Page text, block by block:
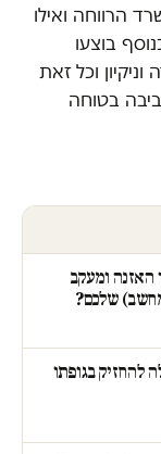
הרווחה ואילו
בוצעו
וכל זאת
בטוחה
האזנה ומעקב
שלכם?
להחזיק בגופתו